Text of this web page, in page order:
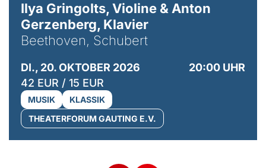
Ilya Gringolts, Violine & Anton
Gerzenberg, Klavier
Beethoven, Schubert
DI., 20. OKTOBER 2026
20:00 UHR
42 EUR / 15 EUR
MUSIK
KLASSIK
THEATERFORUM GAUTING E.V.